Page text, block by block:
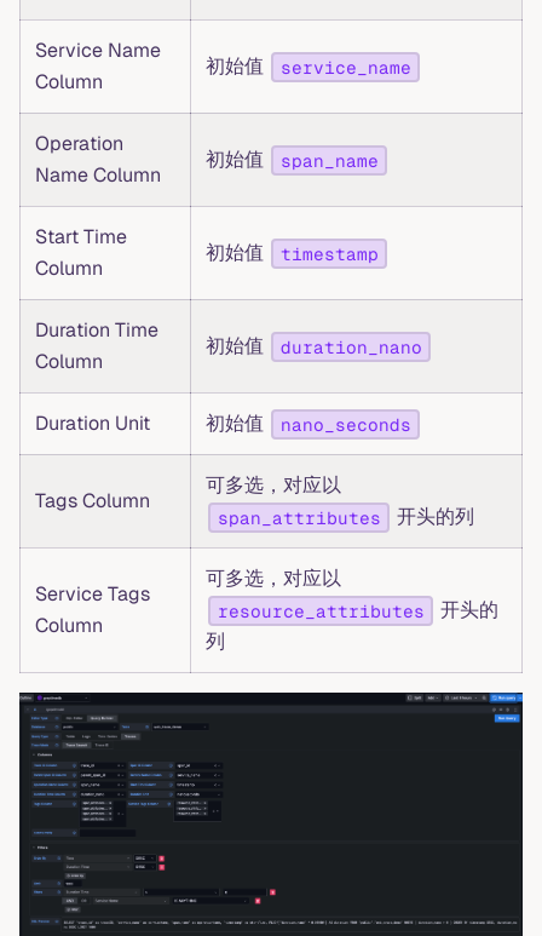
Service Name
Column
初始值 service_name
Operation
Name Column
初始值 span_name
Start Time
Column
初始值 timestamp
Duration Time
Column
初始值 duration_nano
Duration Unit 初始值 nano_seconds
Tags Column
可多选，对应以
span_attributes 开头的列
Service Tags
Column
可多选，对应以
resource_attributes
开头的
列